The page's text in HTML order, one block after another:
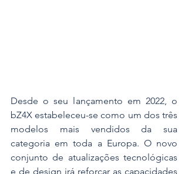
Desde o seu lançamento em 2022, o
bZ4X estabeleceu-se como um dos três
modelos mais vendidos da sua
categoria em toda a Europa. O novo
conjunto de atualizações tecnológicas
e de design irá reforçar as capacidades